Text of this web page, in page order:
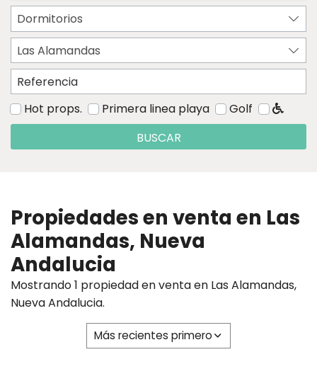
Dormitorios
Las Alamandas
Hot props. Primera linea playa
Golf
BUSCAR
Propiedades en venta en Las
Alamandas, Nueva
Andalucia
Mostrando 1 propiedad en venta en Las Alamandas,
Nueva Andalucia.
Más recientes primero